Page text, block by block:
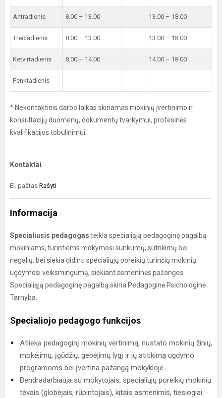
Antradienis 8.00 – 13.00 13.00 – 18.00
Trečiadienis 8.00 – 13.00 13.00 – 18.00
Ketvirtadienis 8.00 – 14.00 14.00 – 18.00
Penktadienis
* Nekontaktinis darbo laikas skiriamas mokinių įvertinimo ir
konsultacijų duomenų, dokumentų tvarkymui, profesinės
kvalifikacijos tobulinimui.
Kontaktai
El. paštas Rašyti
Informacija
Specialiusis pedagogas teikia specialiąją pedagoginę pagalbą
mokiniams, turintiems mokymosi sunkumų, sutrikimų bei
negalių, bei siekia didinti specialiųjų poreikių turinčių mokinių
ugdymosi veiksmingumą, siekiant asmeninės pažangos.
Specialiąją pedagoginę pagalbą skiria Pedagoginė Psichologinė
Tarnyba.
Specialiojo pedagogo funkcijos
Atlieka pedagoginį mokinių vertinimą, nustato mokinių žinių,
mokėjimų, įgūdžių, gebėjimų lygį ir jų atitikimą ugdymo
programoms bei įvertina pažangą mokykloje.
Bendradarbiauja su mokytojais, specialiųjų poreikių mokinių
tėvais (globėjais, rūpintojais), kitais asmenimis, tiesiogiai